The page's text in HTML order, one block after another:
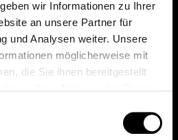
wir Informationen zu Ihrer
an unsere Partner für
und Analysen weiter. Unsere
möglicherweise mit
die Sie ihnen bereitgestellt
mit 0€ Kontoführung,
0€ Depotgebühren bei
0€ Orderspesen.